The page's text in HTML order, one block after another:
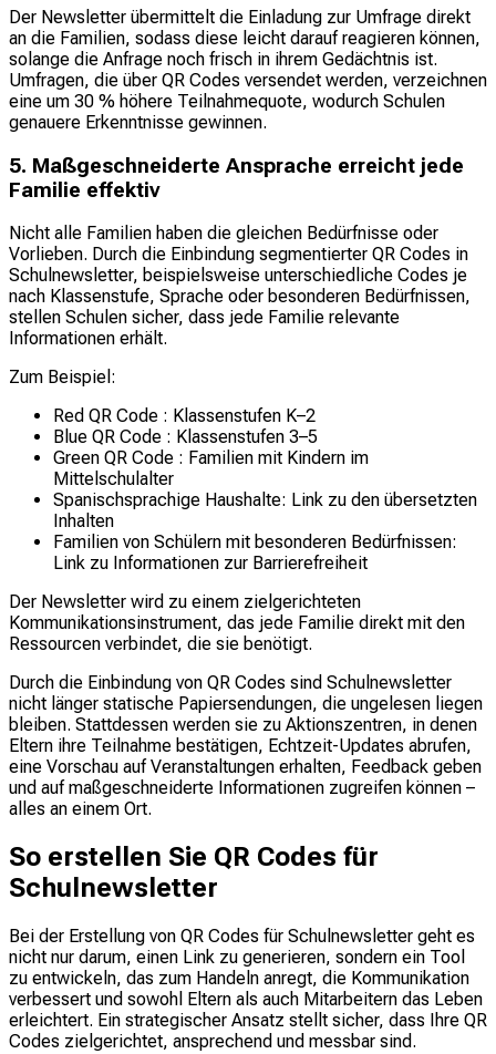
Der Newsletter übermittelt die Einladung zur Umfrage direkt
an die Familien, sodass diese leicht darauf reagieren können,
solange die Anfrage noch frisch in ihrem Gedächtnis ist.
Umfragen, die über QR Codes versendet werden, verzeichnen
eine um 30 % höhere Teilnahmequote, wodurch Schulen
genauere Erkenntnisse gewinnen.
5. Maßgeschneiderte Ansprache erreicht jede
Familie effektiv
Nicht alle Familien haben die gleichen Bedürfnisse oder
Vorlieben. Durch die Einbindung segmentierter QR Codes in
Schulnewsletter, beispielsweise unterschiedliche Codes je
nach Klassenstufe, Sprache oder besonderen Bedürfnissen,
stellen Schulen sicher, dass jede Familie relevante
Informationen erhält.
Zum Beispiel:
Red QR Code : Klassenstufen K–2
Blue QR Code : Klassenstufen 3–5
Green QR Code : Familien mit Kindern im
Mittelschulalter
Spanischsprachige Haushalte: Link zu den übersetzten
Inhalten
Familien von Schülern mit besonderen Bedürfnissen:
Link zu Informationen zur Barrierefreiheit
Der Newsletter wird zu einem zielgerichteten
Kommunikationsinstrument, das jede Familie direkt mit den
Ressourcen verbindet, die sie benötigt.
Durch die Einbindung von QR Codes sind Schulnewsletter
nicht länger statische Papiersendungen, die ungelesen liegen
bleiben. Stattdessen werden sie zu Aktionszentren, in denen
Eltern ihre Teilnahme bestätigen, Echtzeit-Updates abrufen,
eine Vorschau auf Veranstaltungen erhalten, Feedback geben
und auf maßgeschneiderte Informationen zugreifen können –
alles an einem Ort.
So erstellen Sie QR Codes für
Schulnewsletter
Bei der Erstellung von QR Codes für Schulnewsletter geht es
nicht nur darum, einen Link zu generieren, sondern ein Tool
zu entwickeln, das zum Handeln anregt, die Kommunikation
verbessert und sowohl Eltern als auch Mitarbeitern das Leben
erleichtert. Ein strategischer Ansatz stellt sicher, dass Ihre QR
Codes zielgerichtet, ansprechend und messbar sind.